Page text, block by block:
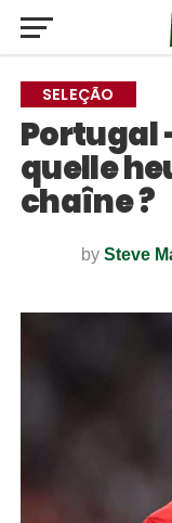
SELEÇÃO
Portugal
quelle
chaîne ?
by Steve